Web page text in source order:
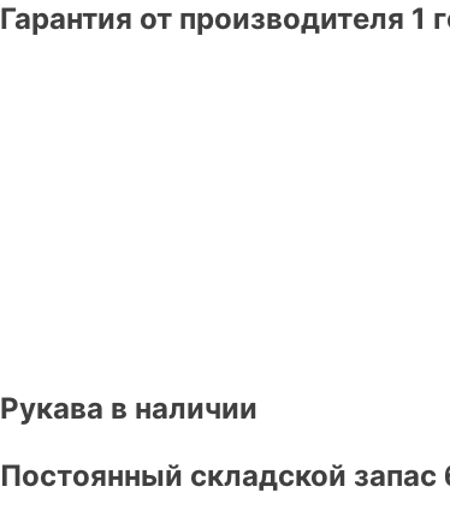
Гарантия от производителя 1
Рукава в наличии
Постоянный складской